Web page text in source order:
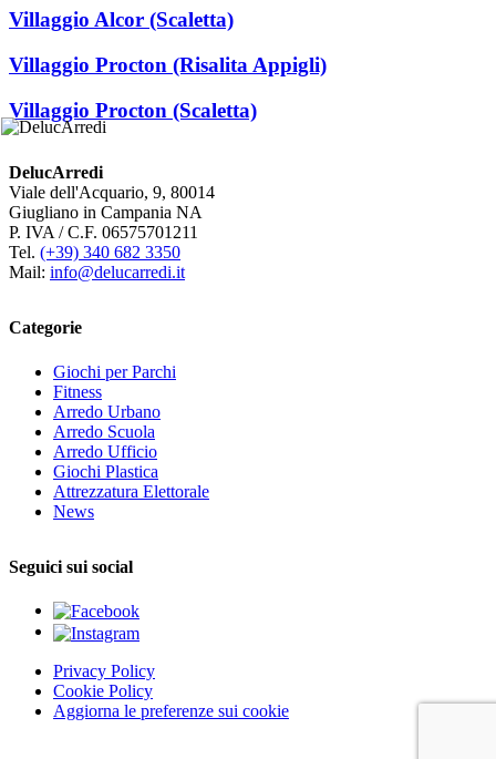
Villaggio Alcor (Scaletta)
Villaggio Procton (Risalita Appigli)
Villaggio Procton (Scaletta)
DelucArredi
Viale dell'Acquario, 9, 80014
Giugliano in Campania NA
P. IVA / C.F. 06575701211
Tel. (+39) 340 682 3350
Mail: info@delucarredi.it
Categorie
Giochi per Parchi
Fitness
Arredo Urbano
Arredo Scuola
Arredo Ufficio
Giochi Plastica
Attrezzatura Elettorale
News
Seguici sui social
Privacy Policy
Cookie Policy
Aggiorna le preferenze sui cookie